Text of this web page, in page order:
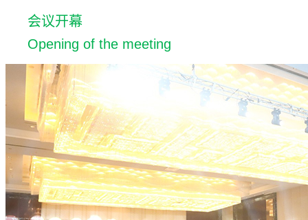
会议开幕
Opening of the meeting